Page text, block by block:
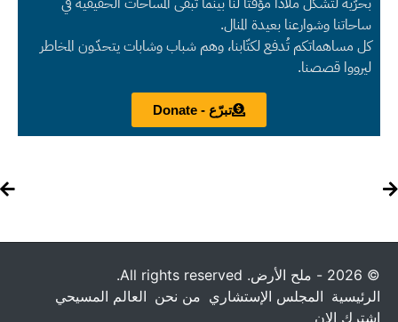
ساحاتنا وشوارعنا بعيدة المنال.
كل مساهماتكم تُدفع لكتّابنا، وهم شباب وشابات يتحدّون المخاطر
ليرووا قصصنا.
تبرّع - Donate
© 2026 - ملح الأرض. All rights reserved.
الرئيسية المجلس الإستشاري من نحن العالم المسيحي
إشترك الان